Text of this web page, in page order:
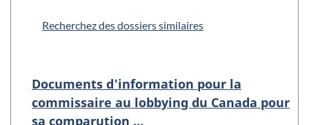
Recherchez des dossiers similaires
Documents d'information pour la
commissaire au lobbying du Canada pour
sa comparution …